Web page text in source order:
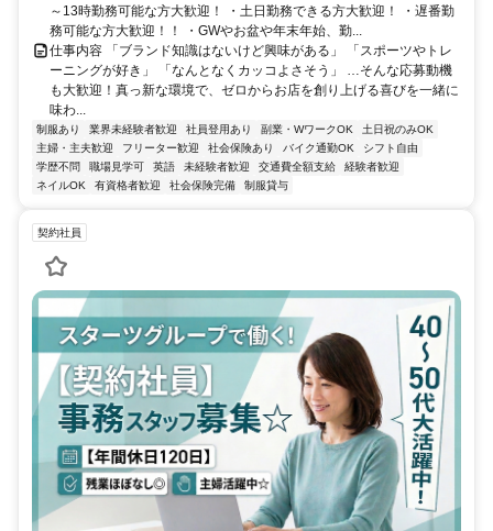
～13時勤務可能な方大歓迎！ ・土日勤務できる方大歓迎！ ・遅番勤
務可能な方大歓迎！！ ・GWやお盆や年末年始、勤...
仕事内容 「ブランド知識はないけど興味がある」 「スポーツやトレ
ーニングが好き」 「なんとなくカッコよさそう」 …そんな応募動機
も大歓迎！真っ新な環境で、ゼロからお店を創り上げる喜びを一緒に
味わ...
制服あり 業界未経験者歓迎 社員登用あり 副業・WワークOK
土日祝のみOK
主婦・主夫歓迎
フリーター歓迎 社会保険あり バイク通勤OK
シフト自由
学歴不問
職場見学可 英語 未経験者歓迎 交通費全額支給
経験者歓迎
ネイルOK
有資格者歓迎 社会保険完備 制服貸与
契約社員